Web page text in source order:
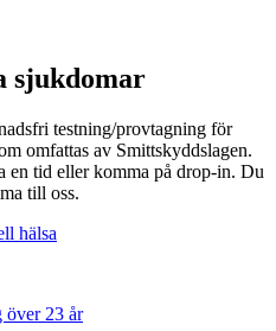
sjukdomar
testning/provtagning för
omfattas av Smittskyddslagen.
tid eller komma på drop-in. Du
till oss.
hälsa
över 23 år